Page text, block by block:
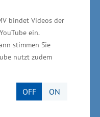
bindet Videos der
ein.
stimmen Sie
nutzt zudem
OFF ON
Wirtschaft, für
Sicherheit.“